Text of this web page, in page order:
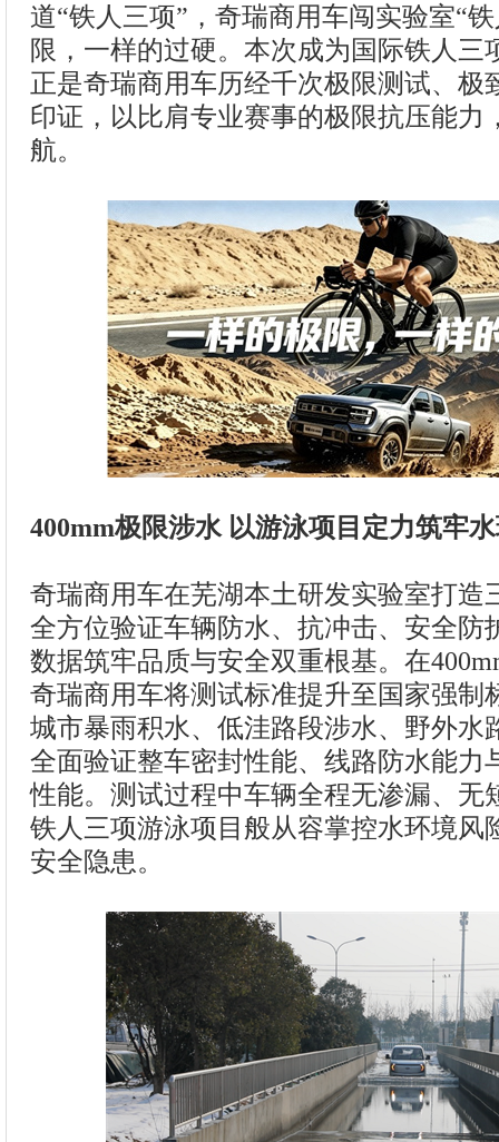
道“铁人三项”，奇瑞商用车闯实验室“
限，一样的过硬。本次成为国际铁人三
正是奇瑞商用车历经千次极限测试、极
印证，以比肩专业赛事的极限抗压能力
航。
400mm极限涉水 以游泳项目定力筑牢
奇瑞商用车在芜湖本土研发实验室打造
全方位验证车辆防水、抗冲击、安全防
数据筑牢品质与安全双重根基。在
奇瑞商用车将测试标准提升至国家强制
城市暴雨积水、低洼路段涉水、野外水
全面验证整车密封性能、线路防水能力
性能。测试过程中车辆全程无渗漏、无
铁人三项游泳项目般从容掌控水环境风
安全隐患。